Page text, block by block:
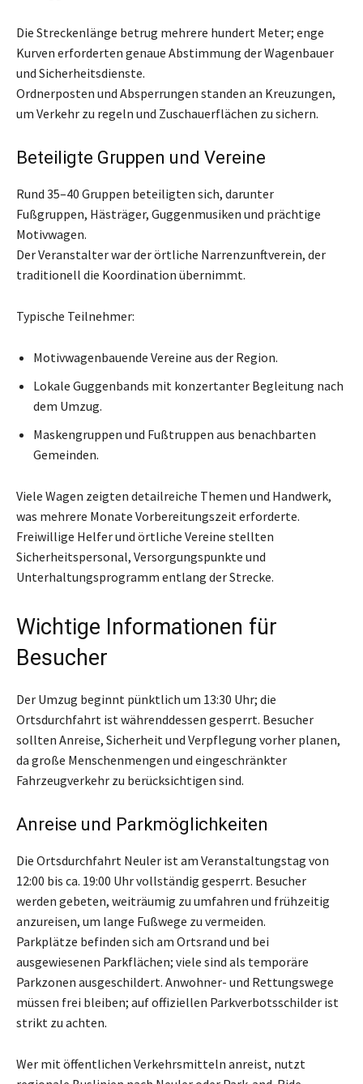
Die Streckenlänge betrug mehrere hundert Meter; enge
Kurven erforderten genaue Abstimmung der Wagenbauer
und Sicherheitsdienste.
Ordnerposten und Absperrungen standen an Kreuzungen,
um Verkehr zu regeln und Zuschauerflächen zu sichern.
Beteiligte Gruppen und Vereine
Rund 35–40 Gruppen beteiligten sich, darunter
Fußgruppen, Hästräger, Guggenmusiken und prächtige
Motivwagen.
Der Veranstalter war der örtliche Narrenzunftverein, der
traditionell die Koordination übernimmt.
Typische Teilnehmer:
Motivwagenbauende Vereine aus der Region.
Lokale Guggenbands mit konzertanter Begleitung nach
dem Umzug.
Maskengruppen und Fußtruppen aus benachbarten
Gemeinden.
Viele Wagen zeigten detailreiche Themen und Handwerk,
was mehrere Monate Vorbereitungszeit erforderte.
Freiwillige Helfer und örtliche Vereine stellten
Sicherheitspersonal, Versorgungspunkte und
Unterhaltungsprogramm entlang der Strecke.
Wichtige Informationen für
Besucher
Der Umzug beginnt pünktlich um 13:30 Uhr; die
Ortsdurchfahrt ist währenddessen gesperrt. Besucher
sollten Anreise, Sicherheit und Verpflegung vorher planen,
da große Menschenmengen und eingeschränkter
Fahrzeugverkehr zu berücksichtigen sind.
Anreise und Parkmöglichkeiten
Die Ortsdurchfahrt Neuler ist am Veranstaltungstag von
12:00 bis ca. 19:00 Uhr vollständig gesperrt. Besucher
werden gebeten, weiträumig zu umfahren und frühzeitig
anzureisen, um lange Fußwege zu vermeiden.
Parkplätze befinden sich am Ortsrand und bei
ausgewiesenen Parkflächen; viele sind als temporäre
Parkzonen ausgeschildert. Anwohner- und Rettungswege
müssen frei bleiben; auf offiziellen Parkverbotsschilder ist
strikt zu achten.
Wer mit öffentlichen Verkehrsmitteln anreist, nutzt